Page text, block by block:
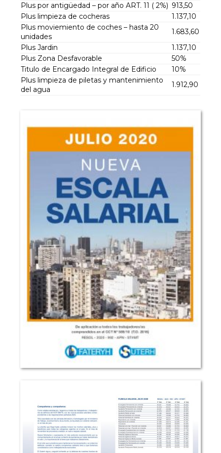
Plus por antigüedad – por año ART. 11 ( 2%) 913,50
Plus limpieza de cocheras
1.137,10
Plus moviemiento de coches – hasta 20
unidades
1.683,60
Plus Jardin
1.137,10
Plus Zona Desfavorable
50%
Titulo de Encargado Integral de Edificio
10%
Plus limpieza de piletas y mantenimiento
del agua
1.912,90